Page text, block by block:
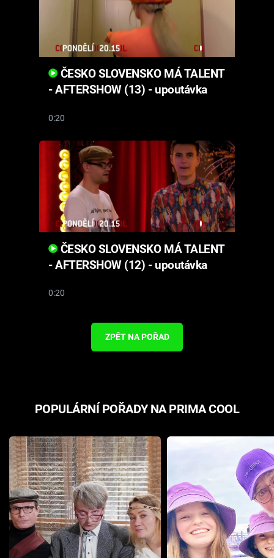
ČESKO SLOVENSKO MÁ TALENT
- AFTERSHOW (13) - upoutávka
0:20
ČESKO SLOVENSKO MÁ TALENT
- AFTERSHOW (12) - upoutávka
0:20
ZPĚT NA POŘAD
POPULÁRNÍ POŘADY NA PRIMA COOL